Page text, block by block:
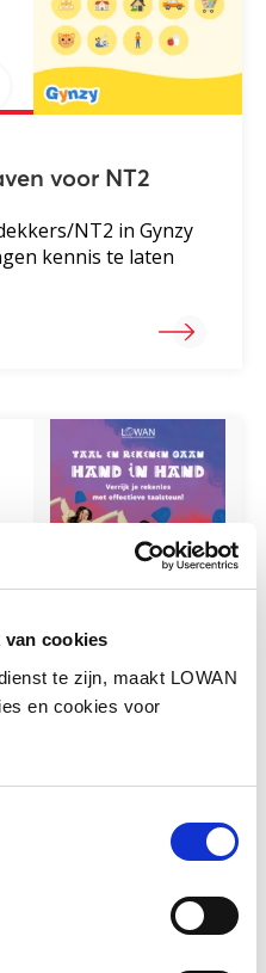
van cookies
te zijn, maakt LOWAN
en cookies voor
voor NT2
NT2 in Gynzy
kennis te laten
hand in hand.
de
en geef